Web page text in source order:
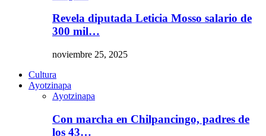
Revela diputada Leticia Mosso salario de
300 mil…
noviembre 25, 2025
Cultura
Ayotzinapa
Ayotzinapa
Con marcha en Chilpancingo, padres de
los 43…